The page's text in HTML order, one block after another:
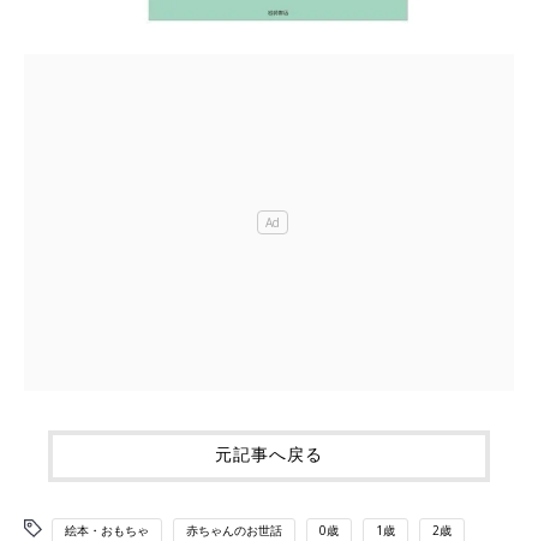
元記事へ戻る
絵本・おもちゃ 赤ちゃんのお世話 0歳 1歳 2歳